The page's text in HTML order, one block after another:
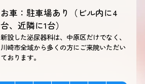
お車：駐車場あり（ビル内に4
台、近隣に1台）
新設した泌尿器科は、中原区だけでなく、
川崎市全域から多くの方にご来院いただい
ております。